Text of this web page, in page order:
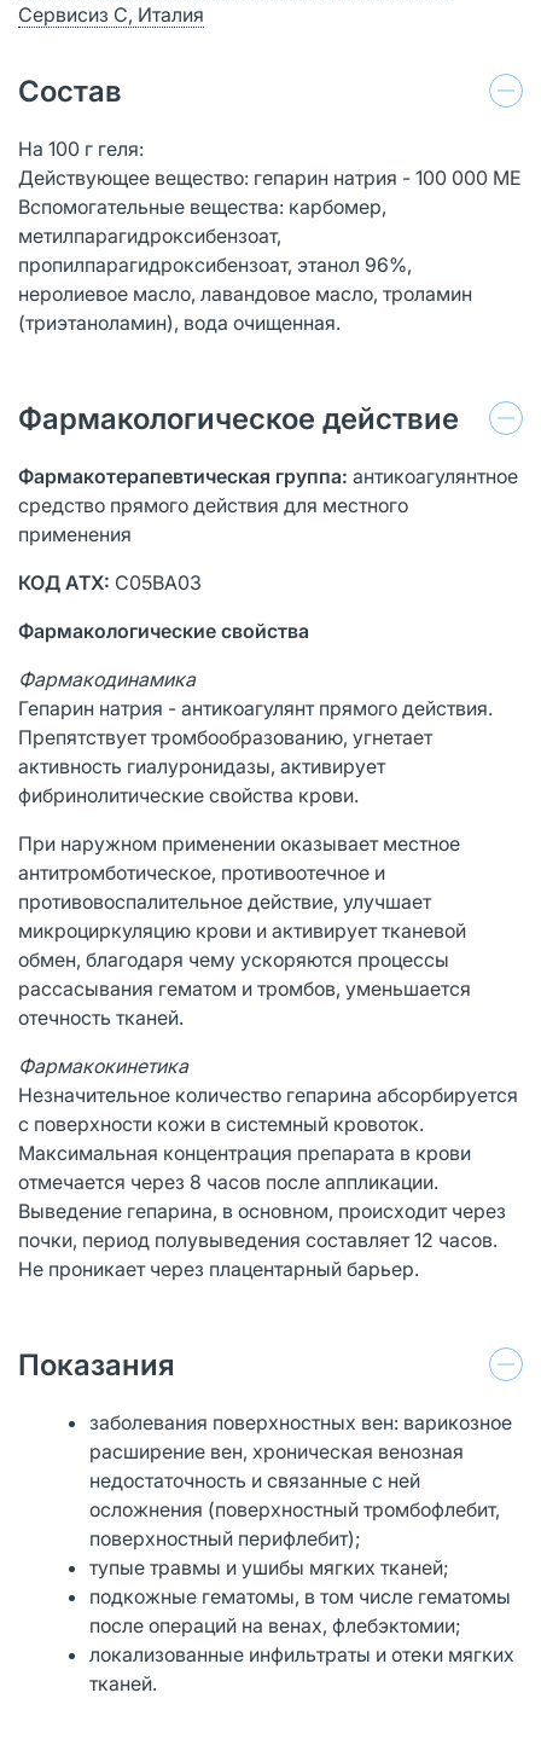
Сервисиз С, Италия
Состав
На 100 г геля:
Действующее вещество: гепарин натрия - 100 000 МЕ
Вспомогательные вещества: карбомер,
метилпарагидроксибензоат,
пропилпарагидроксибензоат, этанол 96%,
неролиевое масло, лавандовое масло, троламин
(триэтаноламин), вода очищенная.
Фармакологическое действие
Фармакотерапевтическая группа: антикоагулянтное
средство прямого действия для местного
применения
КОД АТХ: С05ВА03
Фармакологические свойства
Фармакодинамика
Гепарин натрия - антикоагулянт прямого действия.
Препятствует тромбообразованию, угнетает
активность гиалуронидазы, активирует
фибринолитические свойства крови.
При наружном применении оказывает местное
антитромботическое, противоотечное и
противовоспалительное действие, улучшает
микроциркуляцию крови и активирует тканевой
обмен, благодаря чему ускоряются процессы
рассасывания гематом и тромбов, уменьшается
отечность тканей.
Фармакокинетика
Незначительное количество гепарина абсорбируется
с поверхности кожи в системный кровоток.
Максимальная концентрация препарата в крови
отмечается через 8 часов после аппликации.
Выведение гепарина, в основном, происходит через
почки, период полувыведения составляет 12 часов.
Не проникает через плацентарный барьер.
Показания
заболевания поверхностных вен: варикозное
расширение вен, хроническая венозная
недостаточность и связанные с ней
осложнения (поверхностный тромбофлебит,
поверхностный перифлебит);
тупые травмы и ушибы мягких тканей;
подкожные гематомы, в том числе гематомы
после операций на венах, флебэктомии;
локализованные инфильтраты и отеки мягких
тканей.